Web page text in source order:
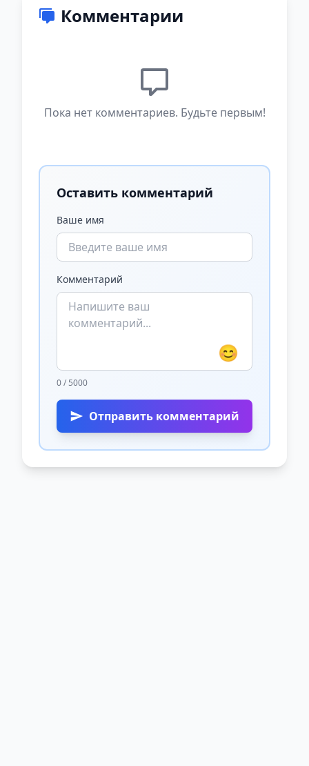
Комментарии
Пока нет комментариев. Будьте первым!
Оставить комментарий
Ваше имя
Комментарий
😊
0 / 5000
Отправить комментарий